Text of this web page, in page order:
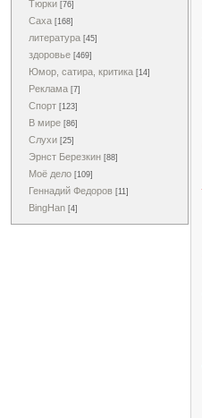
Тюрки [76]
Саха [168]
литература [45]
здоровье [469]
Юмор, сатира, критика [14]
Реклама [7]
Спорт [123]
В мире [86]
Слухи [25]
Эрнст Березкин [88]
Моё дело [109]
Геннадий Федоров [11]
BingHan [4]